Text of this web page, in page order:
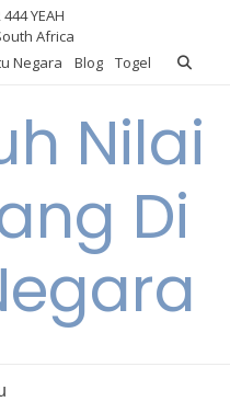
YEAH
Africa
Negara
Blog Togel
Nilai
Di